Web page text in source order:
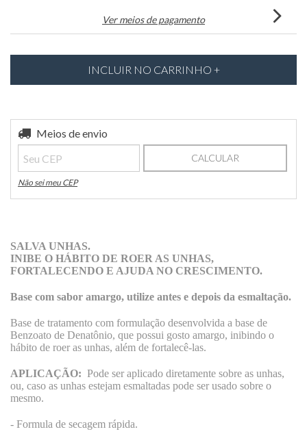
Ver meios de pagamento
Entregas para o CEP:
Meios de envio
CALCULAR
Não sei meu CEP
SALVA UNHAS.
INIBE O HÁBITO DE ROER AS UNHAS,
FORTALECENDO E AJUDA NO CRESCIMENTO.
Base com sabor amargo, utilize antes e depois da esmaltação.
Base de tratamento com formulação desenvolvida a base de
Benzoato de Denatônio, que possui gosto amargo, inibindo o
hábito de roer as unhas, além de fortalecê-las.
APLICAÇÃO: Pode ser aplicado diretamente sobre as unhas,
ou, caso as unhas estejam esmaltadas pode ser usado sobre o
mesmo.
- Formula de secagem rápida.